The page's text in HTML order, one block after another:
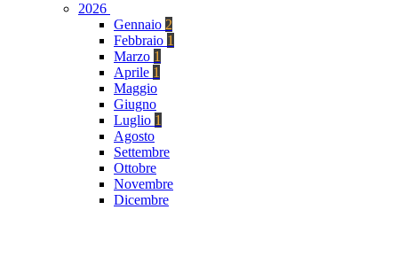
2026
Gennaio 2
Febbraio 1
Marzo 1
Aprile 1
Maggio
Giugno
Luglio 1
Agosto
Settembre
Ottobre
Novembre
Dicembre